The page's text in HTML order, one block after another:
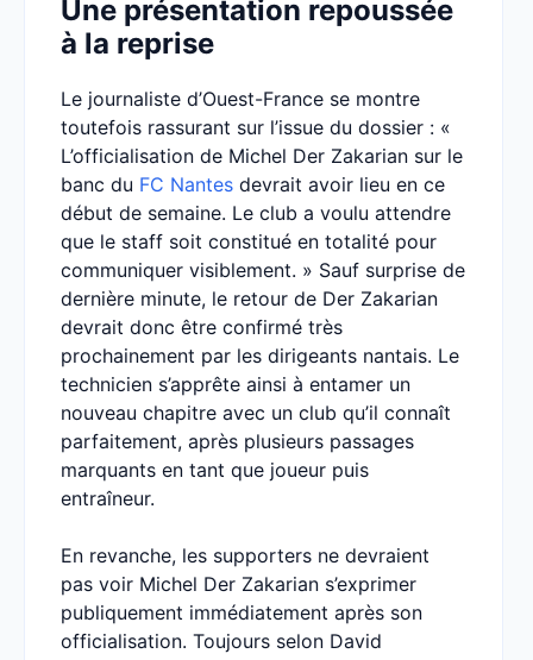
Une présentation repoussée
à la reprise
Le journaliste d’Ouest-France se montre
toutefois rassurant sur l’issue du dossier : «
L’officialisation de Michel Der Zakarian sur le
banc du FC Nantes devrait avoir lieu en ce
début de semaine. Le club a voulu attendre
que le staff soit constitué en totalité pour
communiquer visiblement. » Sauf surprise de
dernière minute, le retour de Der Zakarian
devrait donc être confirmé très
prochainement par les dirigeants nantais. Le
technicien s’apprête ainsi à entamer un
nouveau chapitre avec un club qu’il connaît
parfaitement, après plusieurs passages
marquants en tant que joueur puis
entraîneur.
En revanche, les supporters ne devraient
pas voir Michel Der Zakarian s’exprimer
publiquement immédiatement après son
officialisation. Toujours selon David